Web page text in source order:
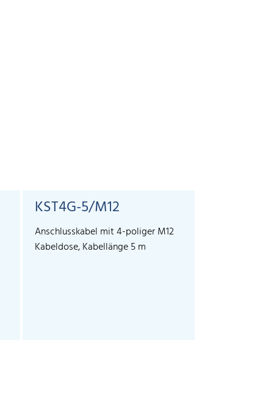
KST4G-5/M12
Anschlusskabel mit 4-poliger M12
Kabeldose, Kabellänge 5 m